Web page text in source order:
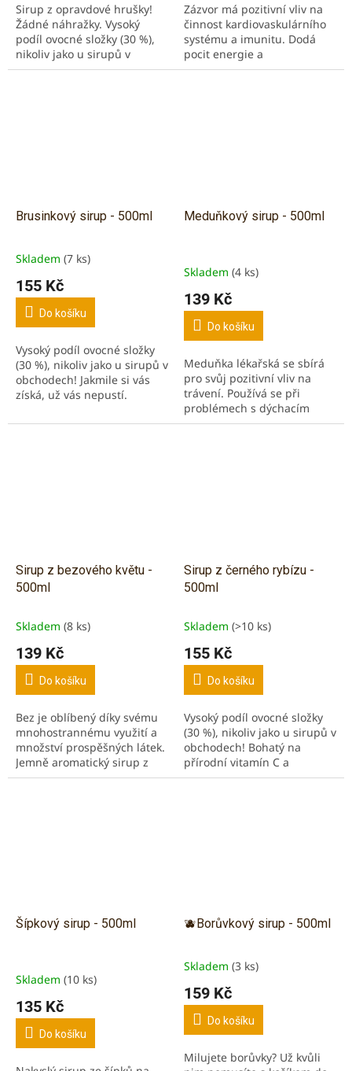
Sirup z opravdové hrušky!
Žádné náhražky. Vysoký
podíl ovocné složky (30 %),
nikoliv jako u sirupů v
obchodech! Vychutnejte si v
Zázvor má pozitivní vliv na
činnost kardiovaskulárního
systému a imunitu. Dodá
pocit energie a
vitality. Výborný antioxidant.
Brusinkový sirup - 500ml
Průměrné
produktu
5,0
5
hvězdiček.
Skladem (7 ks)
155 Kč
Do košíku
Vysoký podíl ovocné složky
(30 %), nikoliv jako u sirupů v
obchodech! Jakmile si vás
získá, už vás nepustí.
účinky a jsou bohaté...
Meduňkový sirup - 500ml
Skladem (4 ks)
139 Kč
Do košíku
Meduňka lékařská se sbírá
pro svůj pozitivní vliv na
trávení. Používá se při
problémech s dýchacím
systém a oběhovou
Sirup z bezového květu -
500ml
Skladem (8 ks)
139 Kč
Do košíku
Bez je oblíbený díky svému
mnohostrannému využití a
množství prospěšných látek.
Jemně aromatický sirup z
výluhu bezových květů s
Sirup z černého rybízu -
500ml
Skladem (>10 ks)
155 Kč
Do košíku
Vysoký podíl ovocné složky
(30 %), nikoliv jako u sirupů v
obchodech! Bohatý na
přírodní vitamín C a
antioxidanty. Borůvky
Šípkový sirup - 500ml
Skladem (10 ks)
135 Kč
Do košíku
🫐Borůvkový sirup - 500ml
Průměrné
hodnocení
produktu
3,0
5
Skladem (3 ks)
159 Kč
Do košíku
Milujete borůvky? Už kvůli